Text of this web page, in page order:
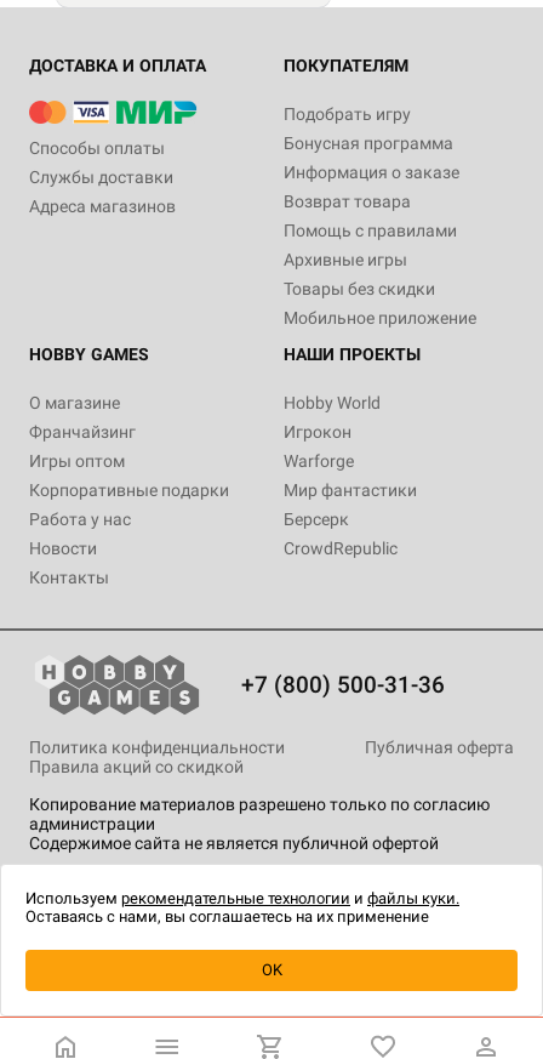
Купить| 1 690 ₽
ДОСТАВКА И ОПЛАТА
Способы оплаты
Службы доставки
Адреса магазинов
ПОКУПАТЕЛЯМ
Подобрать игру
Бонусная программа
Информация о заказе
Возврат товара
Помощь с правилами
Архивные игры
Товары без скидки
Мобильное приложение
HOBBY GAMES
О магазине
Франчайзинг
Игры оптом
Корпоративные подарки
Работа у нас
Новости
Контакты
НАШИ ПРОЕКТЫ
Hobby World
Игрокон
Warforge
Мир фантастики
Берсерк
CrowdRepublic
+7 (800) 500-31-36
Копирование материалов разрешено только по согласию
администрации
Содержимое сайта не является публичной офертой
Политика конфиденциальности
Публичная оферта
Правила акций со скидкой
технологии.
Используем рекомендательные технологии и файлы куки.
Оставаясь с нами, вы соглашаетесь на их применение
OK